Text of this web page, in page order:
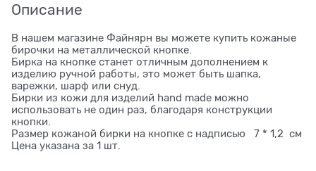
Описание
В нашем магазине Файнярн вы можете купить кожаные
бирочки на металлической кнопке.
Бирка на кнопке станет отличным дополнением к
изделию ручной работы, это может быть шапка,
варежки, шарф или снуд.
Бирки из кожи для изделий hand made можно
использовать не один раз, благодаря конструкции
кнопки.
Размер кожаной бирки на кнопке с надписью 7 * 1,2 см
Цена указана за 1 шт.